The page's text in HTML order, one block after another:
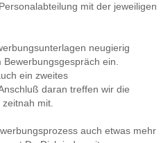
mit der jeweiligen
neugierig
ein.
ein zweites
daran treffen wir die
mit.
auch etwas mehr